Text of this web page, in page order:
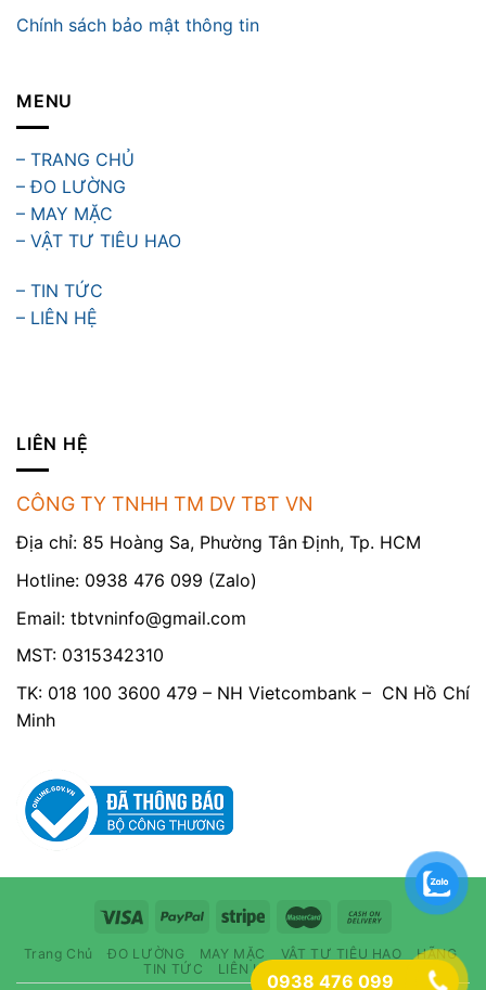
Chính sách bảo mật thông tin
MENU
– TRANG CHỦ
– ĐO LƯỜNG
– MAY MẶC
– VẬT TƯ TIÊU HAO
– TIN TỨC
– LIÊN HỆ
LIÊN HỆ
CÔNG TY TNHH TM DV TBT VN
Địa chỉ: 85 Hoàng Sa, Phường Tân Định, Tp. HCM
Hotline: 0938 476 099 (Zalo)
Email: tbtvninfo@gmail.com
MST: 0315342310
TK: 018 100 3600 479 – NH Vietcombank – CN Hồ Chí
Minh
Trang Chủ ĐO LƯỜNG MAY MẶC VẬT TƯ TIÊU HAO
HÃNG
TIN TỨC
LIÊN HỆ
0938 476 099